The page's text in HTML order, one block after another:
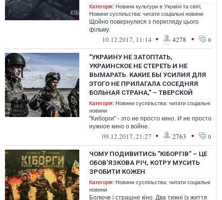
Категорія: Новини культури в Україні та світі
Новини суспільства: читати соціальні новини
Щойно повернулися з перегляду цього
фільму.
10.12.2017, 11:14 • 4278 • 0
"УКРАИНУ НЕ ЗАТОПТАТЬ,
УКРАИНСКОЕ НЕ СТЕРЕТЬ И НЕ
ВЫМАРАТЬ. КАКИЕ БЫ УСИЛИЯ ДЛЯ
ЭТОГО НЕ ПРИЛАГАЛА СОСЕДНЯЯ
БОЛЬНАЯ СТРАНА," – ТВЕРСКОЙ
Категорія: Новини суспільства: читати соціальні
новини
"Киборги" - это не просто кино. И не просто
нужное кино о войне.
09.12.2017, 21:27 • 2763 • 0
ЧОМУ ПОДИВИТИСЬ "КІБОРГІВ" – ЦЕ
ОБОВ'ЯЗКОВА РІЧ, КОТРУ МУСИТЬ
ЗРОБИТИ КОЖЕН
Категорія: Новини суспільства: читати соціальні
новини
Болюче і страшне кіно. Два тижні із життя